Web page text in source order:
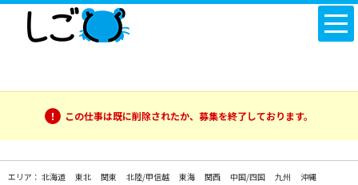
この仕事は既に削除されたか、募集を終了しております。
エリア： 北海道 東北 関東 北陸/甲信越 東海 関西 中国/四国 九州
沖縄